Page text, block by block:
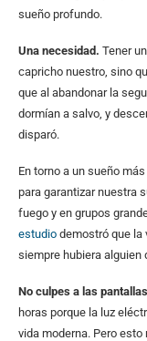
sueño profundo.
Una necesidad. Tener
capricho nuestro, sino
que al abandonar la
dormían a salvo, y
disparó.
En torno a un sueño
para garantizar nuestra
fuego y en grupos
estudio demostró que la
siempre hubiera alguien
No culpes a las
horas porque la luz
vida moderna. Pero